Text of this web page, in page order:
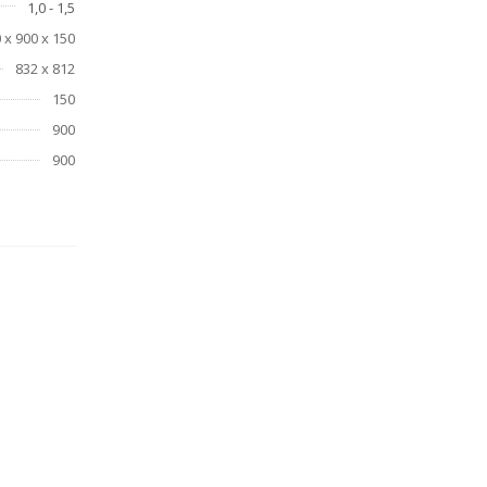
1,0 - 1,5
х 900 х 150
832 х 812
150
900
900